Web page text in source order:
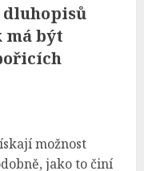
má být
možnost
jako to činí